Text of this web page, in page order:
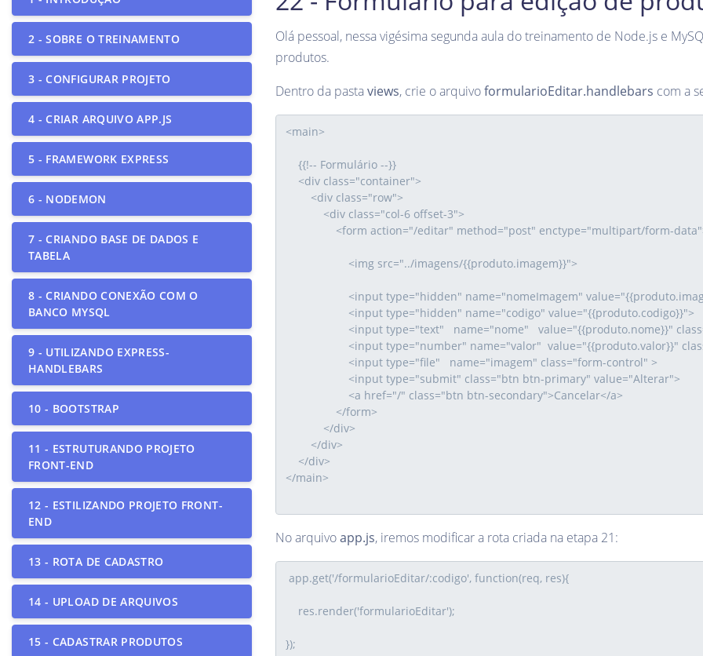
2 - SOBRE O TREINAMENTO
3 - CONFIGURAR PROJETO
4 - CRIAR ARQUIVO APP.JS
5 - FRAMEWORK EXPRESS
6 - NODEMON
7 - CRIANDO BASE DE DADOS E
TABELA
8 - CRIANDO CONEXÃO COM O
BANCO MYSQL
9 - UTILIZANDO EXPRESS-
HANDLEBARS
10 - BOOTSTRAP
11 - ESTRUTURANDO PROJETO
FRONT-END
12 - ESTILIZANDO PROJETO FRONT-
END
13 - ROTA DE CADASTRO
14 - UPLOAD DE ARQUIVOS
15 - CADASTRAR PRODUTOS
Olá pessoal, nessa vigésima segunda aula do treinamento de Node.js e
produtos.
Dentro da pastaviews, crie o arquivoformularioEditar.handlebars com a
No arquivoapp.js, iremos modificar a rota criada na etapa 21: